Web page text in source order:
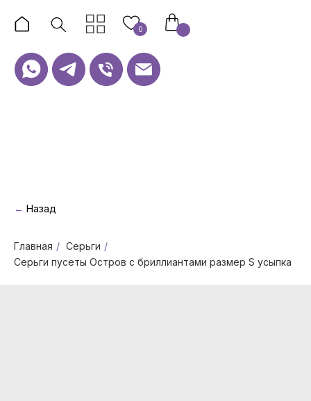
0
← Назад
Главная / Серьги /
Серьги пусеты Остров с бриллиантами размер S усыпка